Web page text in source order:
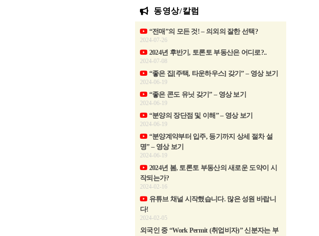
동영상/칼럼
“전매”의 모든 것! – 의외의 잘한 선택?
2024-07-26
2024년 후반기, 토론토 부동산은 어디로?..
2024-07-08
“좋은 집[주택, 타운하우스] 갖기” – 영상 보기
2024-06-19
“좋은 콘도 유닛 갖기” – 영상 보기
2024-06-19
“분양의 장단점 및 이해” – 영상 보기
2024-06-19
“분양계약부터 입주, 등기까지 상세 절차 설
명” – 영상 보기
2024-06-19
2024년 봄, 토론토 부동산의 새로운 도약이 시
작되는가?
2024-02-16
유튜브 채널 시작했습니다. 많은 성원 바랍니
다!
2024-02-05
외국인 중 “Work Permit (취업비자)” 신분자는 부